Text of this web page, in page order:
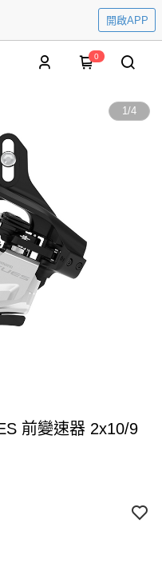
開啟APP
0
1/4
前變速器 2x10/9